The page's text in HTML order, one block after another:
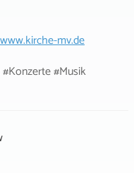
www.kirche-mv.de
#Musik